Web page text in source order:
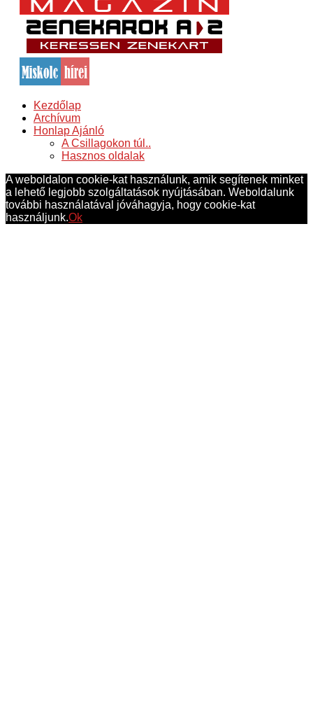
Kezdőlap
Archívum
Honlap Ajánló
A Csillagokon túl..
Hasznos oldalak
A weboldalon cookie-kat használunk, amik segítenek minket
a lehető legjobb szolgáltatások nyújtásában. Weboldalunk
további használatával jóváhagyja, hogy cookie-kat
használjunk.Ok